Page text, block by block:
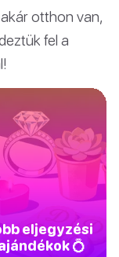
otthon van,
fel a
eljegyzési
💍